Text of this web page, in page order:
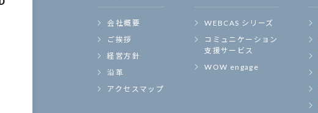
会社概要
ご挨拶
経営方針
沿革
アクセスマップ
WEBCAS シリーズ
コミュニケーション
支援サービス
WOW engage